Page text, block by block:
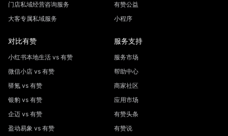
门店私域经营咨询服务
大客专属私域服务
有赞公益
小程序
对比有赞
小红书本地生活 vs 有赞
微信小店 vs 有赞
驿氪 vs 有赞
银豹 vs 有赞
企迈 vs 有赞
盈动易象 vs 有赞
服务支持
服务市场
帮助中心
商家社区
应用市场
有赞头条
有赞说